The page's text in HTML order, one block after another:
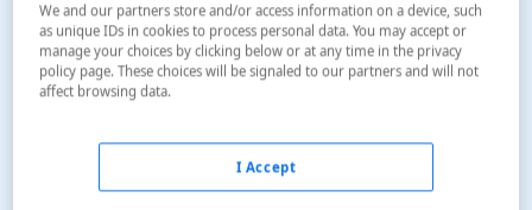
We and our partners store and/or access information on a device, such
as unique IDs in cookies to process personal data. You may accept or
manage your choices by clicking below or at any time in the privacy
policy page. These choices will be signaled to our partners and will not
affect browsing data.
I Accept